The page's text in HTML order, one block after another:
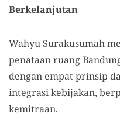
Berkelanjutan
Wahyu Surakusumah
penataan ruang
dengan empat prinsip
integrasi kebijakan,
kemitraan.